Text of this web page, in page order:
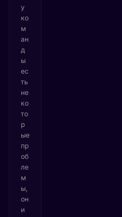
у
ко
м
ан
д
ы
ес
ть
не
ко
то
р
ые
пр
об
ле
м
ы,
он
и